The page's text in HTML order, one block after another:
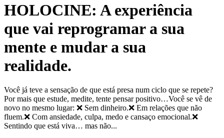
HOLOCINE: A experiência
que vai reprogramar a sua
mente e mudar a sua
realidade.
Você já teve a sensação de que está presa num ciclo que se repete?
Por mais que estude, medite, tente pensar positivo…Você se vê de
novo no mesmo lugar: ❌ Sem dinheiro.❌ Em relações que não
fluem.❌ Com ansiedade, culpa, medo e cansaço emocional.❌
Sentindo que está viva… mas não...